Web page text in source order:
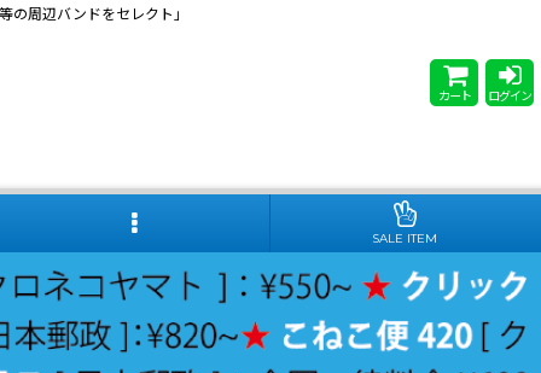
周辺バンドをセレクト」
カート ログイン
SALE ITEM